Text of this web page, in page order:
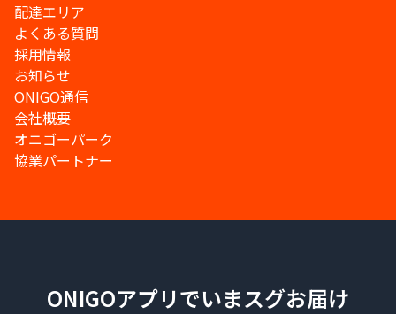
配達エリア
よくある質問
採用情報
お知らせ
ONIGO通信
会社概要
オニゴーパーク
協業パートナー
ONIGOアプリでいまスグお届け